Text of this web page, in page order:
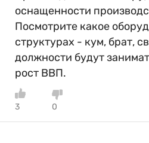
оснащенности
Посмотрите какое
структурах - кум, брат,
должности будут
рост ВВП.
3 0